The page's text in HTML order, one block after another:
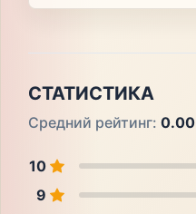
СТАТИСТИКА
Средний рейтинг: 0.00
10
9